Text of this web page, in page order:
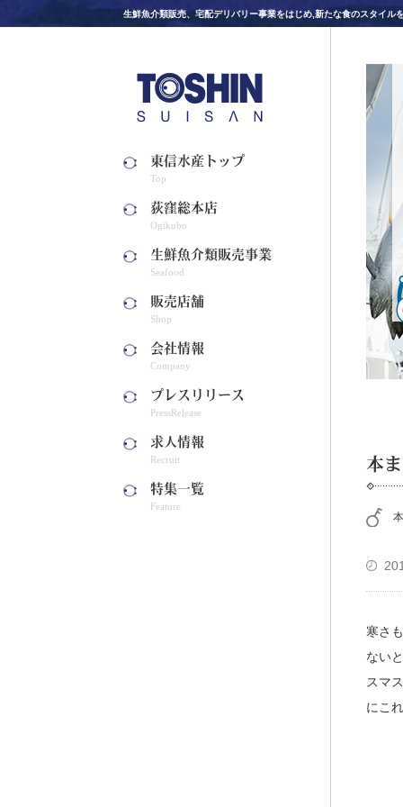
生鮮魚介類販売、宅配デリバリー事業をはじめ,新たな食のスタイル
東信水産トップ
Top
荻窪総本店
Ogikubo
生鮮魚介類販売事業
Seafood
販売店舗
Shop
会社情報
Company
プレスリリース
PressRelease
求人情報
Recruit
特集一覧
Feature
本
寒さ
ない
スマ
にこ